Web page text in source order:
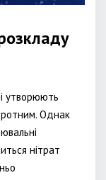
утворюють
Однак
нітрат